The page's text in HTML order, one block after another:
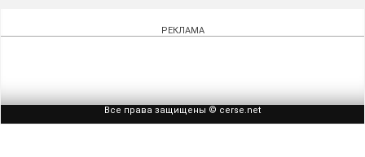
РЕКЛАМА
Все права защищены © cerse.net